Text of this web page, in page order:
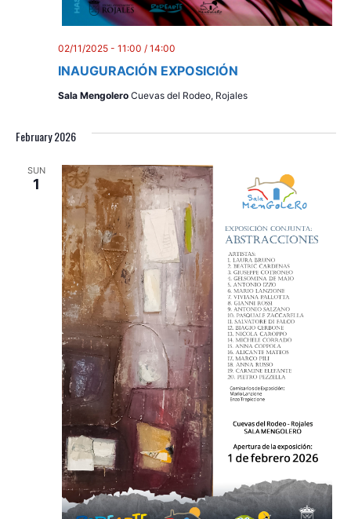
INAUGURACIÓN EXPOSICIÓN
02/11/2025 - 11:00 / 14:00
Sala Mengolero Cuevas del Rodeo, Rojales
February 2026
SUN
1